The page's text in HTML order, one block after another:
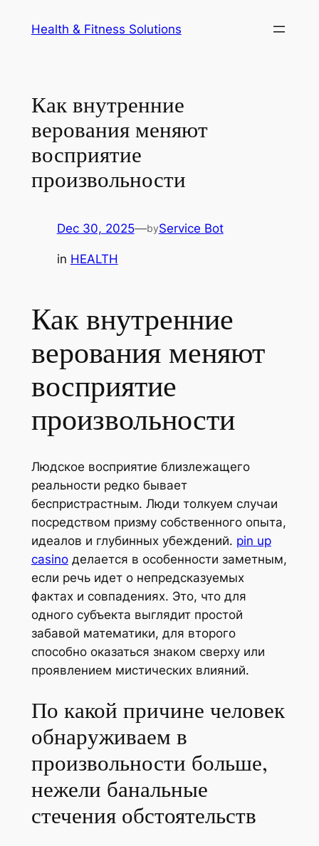
Health & Fitness Solutions
Как внутренние
верования меняют
восприятие
произвольности
Dec 30, 2025—byService Bot
in HEALTH
Как внутренние
верования меняют
восприятие
произвольности
Людское восприятие близлежащего
реальности редко бывает
беспристрастным. Люди толкуем случаи
посредством призму собственного опыта,
идеалов и глубинных убеждений. pin up
casinoделается в особенности заметным,
если речь идет о непредсказуемых
фактах и совпадениях. Это, что для
одного субъекта выглядит простой
забавой математики, для второго
способно оказаться знаком сверху или
проявлением мистических влияний.
По какой причине человек
обнаруживаем в
произвольности больше,
нежели банальные
стечения обстоятельств